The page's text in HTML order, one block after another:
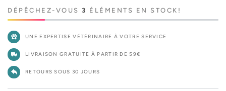
DÉPÊCHEZ-VOUS 3 ÉLÉMENTS EN STOCK!
UNE EXPERTISE VÉTÉRINAIRE À VOTRE SERVICE
LIVRAISON GRATUITE À PARTIR DE 59€
RETOURS SOUS 30 JOURS